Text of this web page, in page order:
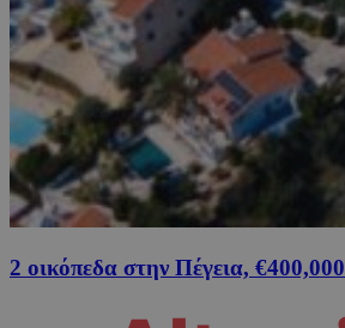
2 οικόπεδα στην Πέγεια, €400,000